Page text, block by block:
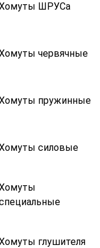
ШРУСа
червячные
пружинные
силовые
глушителя